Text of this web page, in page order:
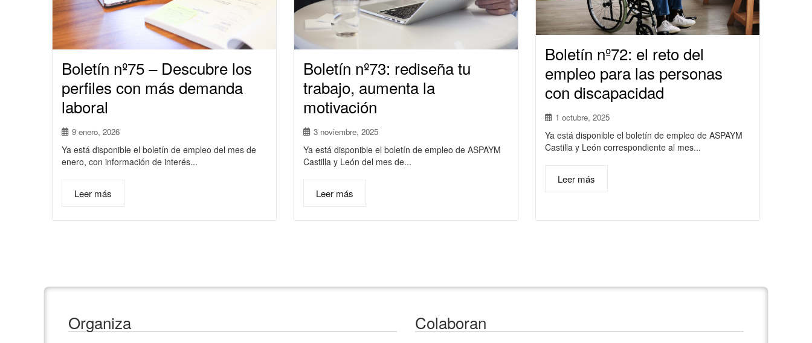
Boletín nº75 – Descubre los
perfiles con más demanda
laboral
9 enero, 2026
Ya está disponible el boletín de empleo del mes de
enero, con información de interés...
Leer más
Boletín nº73: rediseña tu
trabajo, aumenta la
motivación
3 noviembre, 2025
Ya está disponible el boletín de empleo de ASPAYM
Castilla y León del mes de...
Leer más
Boletín nº72: el reto del
empleo para las personas
con discapacidad
1 octubre, 2025
Ya está disponible el boletín de empleo de ASPAYM
Castilla y León correspondiente al mes...
Leer más
Organiza Colaboran